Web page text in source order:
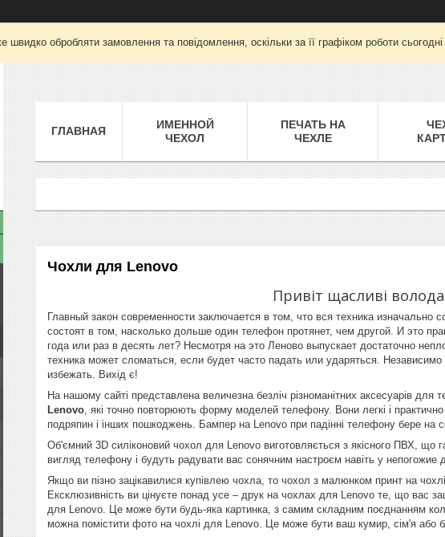
швидко обробляти замовлення та повідомлення, оскільки за її графіком роботи
ГЛАВНАЯ
ИМЕННОЙ
ЧЕХОЛ
ПЕЧАТЬ НА
ЧЕХЛЕ
Чохли для Lenovo
Привіт щасливі
Главный закон современности заключается в том, что вся техника
состоят в том, насколько дольше один телефон протянет, чем другой. И это
года или раз в десять лет? Несмотря на это Леново выпускает достаточно
техника может сломаться, если будет часто падать или ударяться.
избежать. Вихід є!
На нашому сайті представлена величезна безліч різноманітних аксесуарів для
Lenovo , які точно повторюють форму моделей телефону. Вони легкі і
подряпин і інших пошкоджень. Бампер на Lenovo при падінні телефону бере на
Об'ємний 3D силіконовий чохол для Lenovo виготовляється з якісного ПВХ, що
вигляд телефону і будуть радувати вас сонячним настроєм навіть у непогожие
Якщо ви пізно зацікавилися купівлею чохла, то чохол з малюнком принт на
Ексклюзивність ви цінуєте понад усе – друк на чохлах для Lenovo те, що вас
для Lenovo. Це може бути будь-яка картинка, з самим складним поєднанням
можна помістити фото на чохлі для Lenovo. Це може бути ваш кумир, сім'я або